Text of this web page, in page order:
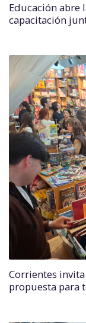
Educación abre
capacitación
Corrientes
propuesta para